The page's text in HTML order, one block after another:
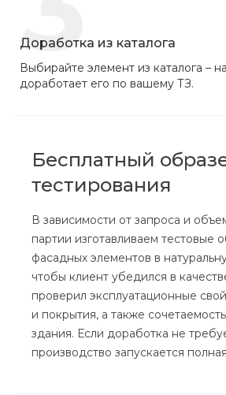
Доработка из каталога
Выбирайте элемент из каталога –
доработает его по вашему ТЗ.
Бесплатный
тестирования
В зависимости от запроса и
партии изготавливаем тестовые
фасадных элементов в
чтобы клиент убедился в
проверил эксплуатационные
и покрытия, а также
здания. Если доработка не
производство запускается